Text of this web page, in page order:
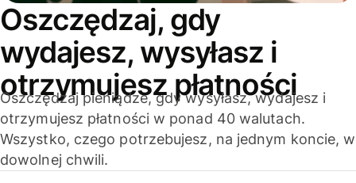
Oszczędzaj, gdy
wydajesz, wysyłasz i
otrzymujesz płatności
Oszczędzaj pieniądze, gdy wysyłasz, wydajesz i
otrzymujesz płatności w ponad 40 walutach.
Wszystko, czego potrzebujesz, na jednym koncie, w
dowolnej chwili.